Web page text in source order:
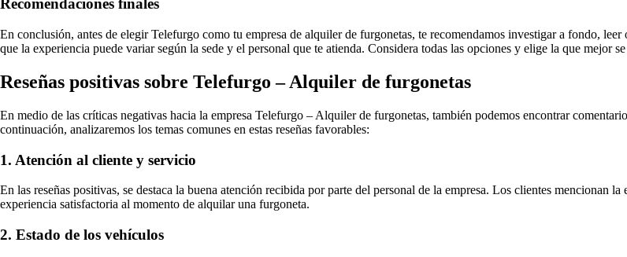
Recomendaciones finales
En conclusión, antes de elegir Telefurgo como tu empresa de alquiler de furgonetas, te recomendamos investigar a fondo,
que la experiencia puede variar según la sede y el personal que te atienda. Considera todas las opciones y elige la que mejor
Reseñas positivas sobre Telefurgo – Alquiler de furgonetas
En medio de las críticas negativas hacia la empresa Telefurgo – Alquiler de furgonetas, también podemos encontrar
continuación, analizaremos los temas comunes en estas reseñas favorables:
1. Atención al cliente y servicio
En las reseñas positivas, se destaca la buena atención recibida por parte del personal de la empresa. Los clientes
experiencia satisfactoria al momento de alquilar una furgoneta.
2. Estado de los vehículos